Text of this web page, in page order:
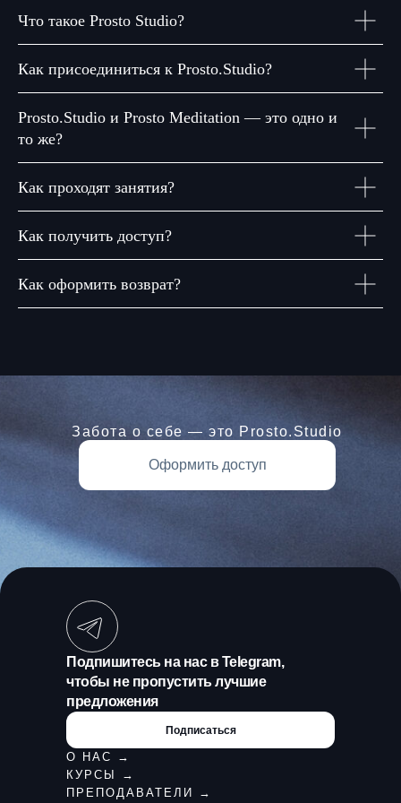
Что такое Prosto Studio?
Как присоединиться к Prosto.Studio?
Prosto.Studio и Prosto Meditation — это одно и
то же?
Как проходят занятия?
Как получить доступ?
Как оформить возврат?
Забота о себе — это Prosto.Studio
Оформить доступ
Подпишитесь на нас в Telegram,
чтобы не пропустить лучшие
предложения
Подписаться
О НАС →
КУРСЫ →
ПРЕПОДАВАТЕЛИ →